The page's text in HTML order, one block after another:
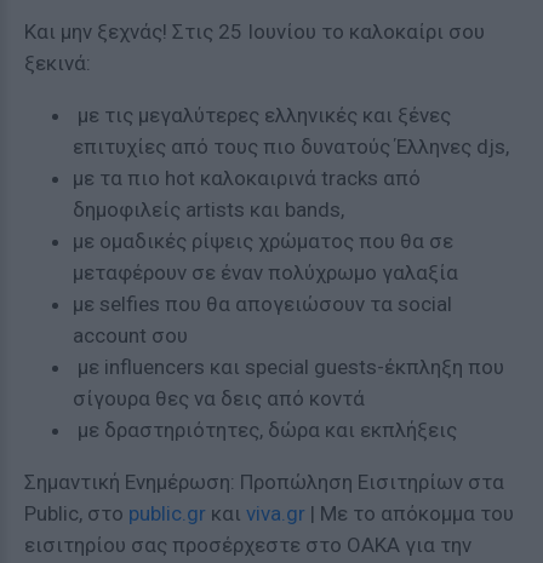
Και μην ξεχνάς! Στις 25 Ιουνίου το καλοκαίρι σου
ξεκινά:
με τις μεγαλύτερες ελληνικές και ξένες
επιτυχίες από τους πιο δυνατούς Έλληνες djs,
με τα πιο hot καλοκαιρινά tracks από
δημοφιλείς artists και bands,
με ομαδικές ρίψεις χρώματος που θα σε
μεταφέρουν σε έναν πολύχρωμο γαλαξία
με selfies που θα απογειώσουν τα social
account σου
με influencers και special guests-έκπληξη που
σίγουρα θες να δεις από κοντά
με δραστηριότητες, δώρα και εκπλήξεις
Σημαντική Ενημέρωση: Προπώληση Εισιτηρίων στα
Public, στο public.gr και viva.gr | Με το απόκομμα του
εισιτηρίου σας προσέρχεστε στο ΟΑΚΑ για την